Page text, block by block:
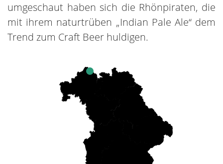
umgeschaut haben sich die Rhönpiraten, die
mit ihrem naturtrüben „Indian Pale Ale“ dem
Trend zum Craft Beer huldigen.